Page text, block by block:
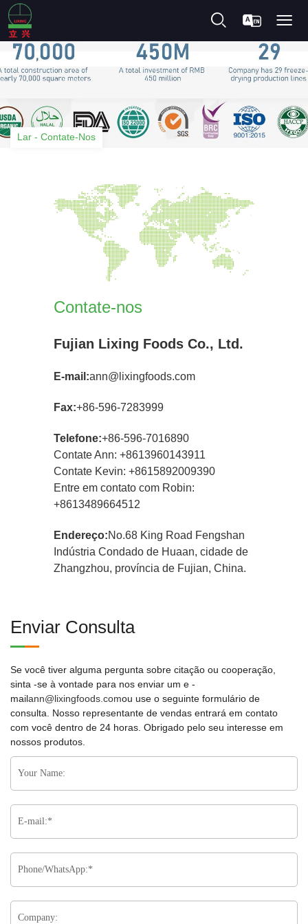
Lar - Contate-Nos
Contate-nos
Fujian Lixing Foods Co., Ltd.
E-mail:ann@lixingfoods.com
Fax:+86-596-7283999
Telefone:+86-596-7016890
Contate Ann: +8613960143911
Contate Kevin: +8615892009390
Entre em contato com Robin:
+8613489664512
Endereço:No.68 King Road Fengshan
Indústria Condado de Huaan, cidade de
Zhangzhou, província de Fujian, China.
Enviar Consulta
Se você tiver alguma pergunta sobre citação ou cooperação,
sinta -se à vontade para nos enviar um e -
mailann@lixingfoods.comou use o seguinte formulário de
consulta. Nosso representante de vendas entrará em contato
com você dentro de 24 horas. Obrigado pelo seu interesse em
nossos produtos.